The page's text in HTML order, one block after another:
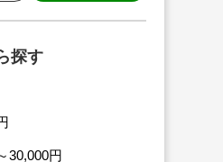
探す
30,000円